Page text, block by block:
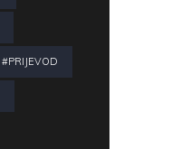
#PRIJEVOD